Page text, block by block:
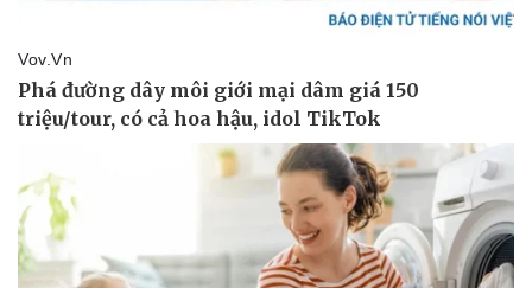
Làm đẹp - giảm cân
Phòng mạch online
Ăn sạch sống khỏe